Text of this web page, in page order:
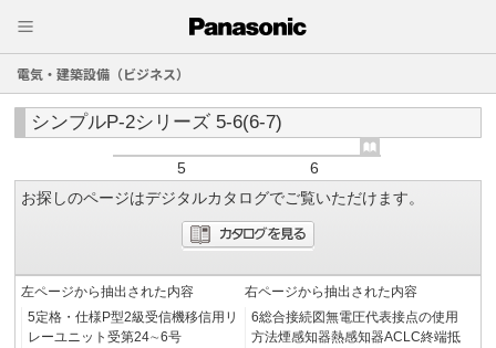
電気・建築設備（ビジネス）
シンプルP-2シリーズ 5-6(6-7)
5
6
お探しのページはデジタルカタログでご覧いただけます。
左ページから抽出された内容
5定格・仕様P型2級受信機移信用リ
レーユニット受第24∼6号
右ページから抽出された内容
6総合接続図無電圧代表接点の使用
方法煙感知器熱感知器ACLC終端抵